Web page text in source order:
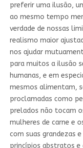
preferir uma ilusão,
ao mesmo tempo
verdade de nossas
realismo maior
nos ajudar
para muitos a ilusão
humanas, e em
mesmos alimentam,
proclamadas como
prelados não tocam
mulheres de carne e
com suas grandezas
princípios abstratos